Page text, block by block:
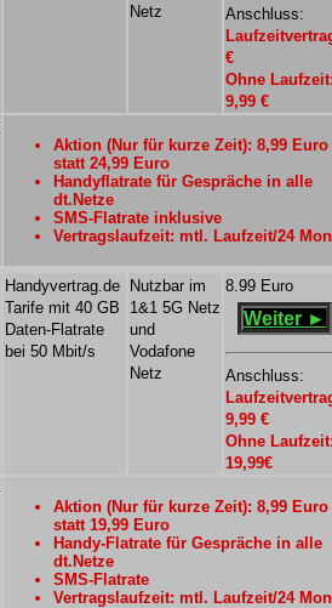
Netz
Anschluss:
€
Ohne
9,99 €
Aktion (Nur für kurze Zeit): 8,99 Euro
statt 24,99 Euro
Handyflatrate für Gespräche in alle
dt.Netze
SMS-Flatrate inklusive
Vertragslaufzeit: mtl. Laufzeit/24
Handyvertrag.de
Tarife mit 40 GB
Daten-Flatrate
bei 50 Mbit/s
Nutzbar im
1&1 5G Netz
und
Vodafone
Netz
8.99 Euro
Weiter ►
Anschluss:
9,99 €
Ohne
19,99€
Aktion (Nur für kurze Zeit): 8,99 Euro
statt 19,99 Euro
Handy-Flatrate für Gespräche in alle
dt.Netze
SMS-Flatrate
Vertragslaufzeit: mtl. Laufzeit/24